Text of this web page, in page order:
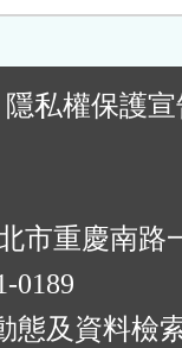
隱私權保護
市重慶南路
0189
態及資料檢